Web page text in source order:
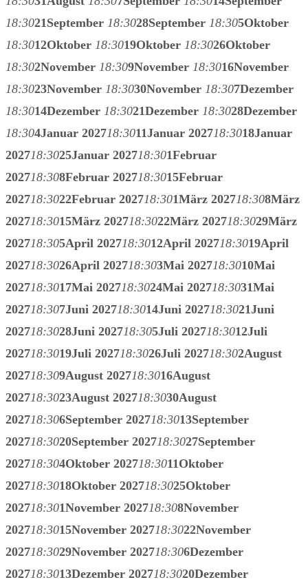
18:3021September 18:3028September 18:305Oktober
18:3012Oktober 18:3019Oktober 18:3026Oktober
18:302November 18:309November 18:3016November
18:3023November 18:3030November 18:307Dezember
18:3014Dezember 18:3021Dezember 18:3028Dezember
18:304Januar 202718:3011Januar 202718:3018Januar
202718:3025Januar 202718:301Februar
202718:308Februar 202718:3015Februar
202718:3022Februar 202718:301März 202718:308März
202718:3015März 202718:3022März 202718:3029März
202718:305April 202718:3012April 202718:3019April
202718:3026April 202718:303Mai 202718:3010Mai
202718:3017Mai 202718:3024Mai 202718:3031Mai
202718:307Juni 202718:3014Juni 202718:3021Juni
202718:3028Juni 202718:305Juli 202718:3012Juli
202718:3019Juli 202718:3026Juli 202718:302August
202718:309August 202718:3016August
202718:3023August 202718:3030August
202718:306September 202718:3013September
202718:3020September 202718:3027September
202718:304Oktober 202718:3011Oktober
202718:3018Oktober 202718:3025Oktober
202718:301November 202718:308November
202718:3015November 202718:3022November
202718:3029November 202718:306Dezember
202718:3013Dezember 202718:3020Dezember